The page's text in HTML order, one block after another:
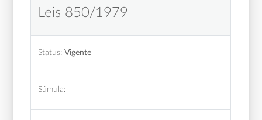
Leis 850/1979
Status: Vigente
Súmula: